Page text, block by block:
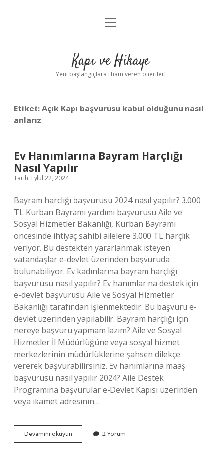
Anasayfa
Yasal Uyarı
menüyü
Kapı ve Hikaye
Yeni başlangıçlara ilham veren öneriler!
Etiket:Açık Kapı başvurusu kabul olduğunu nasıl
anlarız
Ev Hanımlarına Bayram Harçlığı
Nasıl Yapılır
Tarih: Eylül 22, 2024
Bayram harclığı başvurusu 2024 nasıl yapılır? 3.000
TL Kurban Bayramı yardımı başvurusu Aile ve
Sosyal Hizmetler Bakanlığı, Kurban Bayramı
öncesinde ihtiyaç sahibi ailelere 3.000 TL harçlık
veriyor. Bu destekten yararlanmak isteyen
vatandaşlar e-devlet üzerinden başvuruda
bulunabiliyor. Ev kadınlarına bayram harçlığı
başvurusu nasıl yapılır? Ev hanımlarına destek için
e-devlet başvurusu Aile ve Sosyal Hizmetler
Bakanlığı tarafından işlenmektedir. Bu başvuru e-
devlet üzerinden yapılabilir. Bayram harçlığı için
nereye başvuru yapmam lazım? Aile ve Sosyal
Hizmetler İl Müdürlüğüne veya sosyal hizmet
merkezlerinin müdürlüklerine şahsen dilekçe
vererek başvurabilirsiniz. Ev hanımlarına maaş
başvurusu nasıl yapılır 2024? Aile Destek
Programına başvurular e-Devlet Kapısı üzerinden
veya ikamet adresinin…
Devamını okuyun
Hanımlarına
2 Yorum